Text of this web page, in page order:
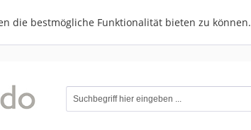
die bestmögliche Funktionalität bieten zu können.